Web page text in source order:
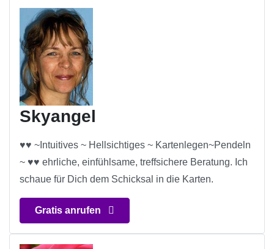
Skyangel
♥♥ ~Intuitives ~ Hellsichtiges ~ Kartenlegen~Pendeln
~ ♥♥ ehrliche, einfühlsame, treffsichere Beratung. Ich
schaue für Dich dem Schicksal in die Karten.
Gratis anrufen